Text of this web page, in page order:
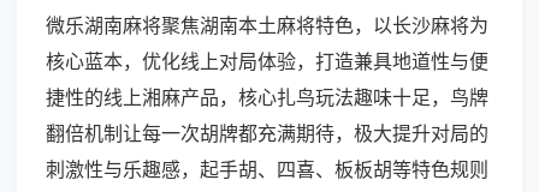
微乐湖南麻将聚焦湖南本土麻将特色，以长沙麻将为
核心蓝本，优化线上对局体验，打造兼具地道性与便
捷性的线上湘麻产品，核心扎鸟玩法趣味十足，鸟牌
翻倍机制让每一次胡牌都充满期待，极大提升对局的
刺激性与乐趣感，起手胡、四喜、板板胡等特色规则